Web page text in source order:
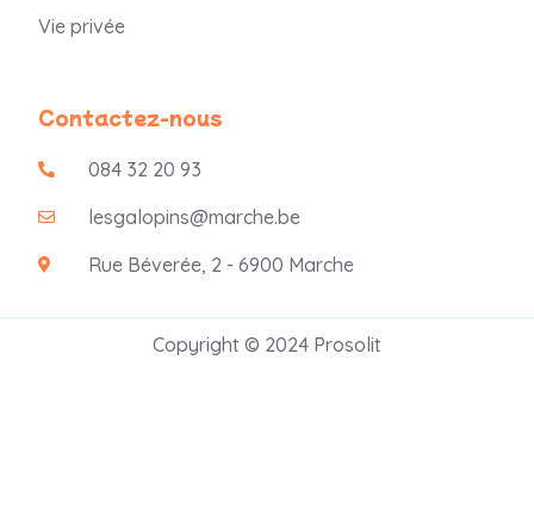
Vie privée
Contactez-nous
084 32 20 93
lesgalopins@marche.be
Rue Béverée, 2 - 6900 Marche
Copyright © 2024 Prosolit